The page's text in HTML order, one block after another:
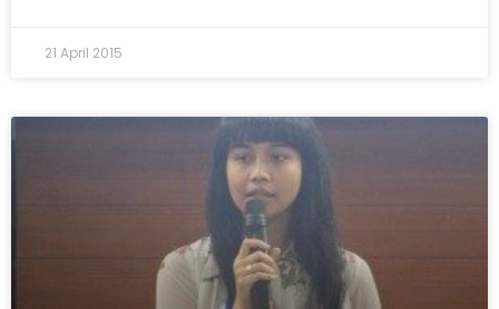
21 April 2015